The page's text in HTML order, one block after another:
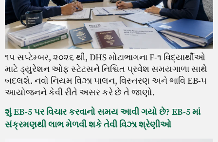
૧૫ સપ્ટેમ્બર, ૨૦૨૬ થી, DHS મોટાભાગના F-૧ વિદ્યાર્થીઓ
માટે ડ્યુરેશન ઓફ સ્ટેટસને નિશ્ચિત પ્રવેશ સમયગાળા સાથે
બદલશે. નવો નિયમ વિઝા પાલન, વિસ્તરણ અને ભાવિ EB-૫
આયોજનને કેવી રીતે અસર કરે છે તે જાણો.
શું EB-5 પર વિચાર કરવાનો સમય આવી ગયો છે? EB-5 માં
સંક્રમણથી લાભ મેળવી શકે તેવી વિઝા શ્રેણીઓ